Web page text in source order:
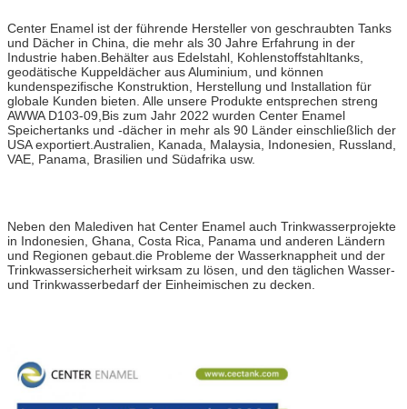
Center Enamel ist der führende Hersteller von geschraubten Tanks
und Dächer in China, die mehr als 30 Jahre Erfahrung in der
Industrie haben.Behälter aus Edelstahl, Kohlenstoffstahltanks,
geodätische Kuppeldächer aus Aluminium, und können
kundenspezifische Konstruktion, Herstellung und Installation für
globale Kunden bieten. Alle unsere Produkte entsprechen streng
AWWA D103-09,Bis zum Jahr 2022 wurden Center Enamel
Speichertanks und -dächer in mehr als 90 Länder einschließlich der
USA exportiert.Australien, Kanada, Malaysia, Indonesien, Russland,
VAE, Panama, Brasilien und Südafrika usw.
Neben den Malediven hat Center Enamel auch Trinkwasserprojekte
in Indonesien, Ghana, Costa Rica, Panama und anderen Ländern
und Regionen gebaut.die Probleme der Wasserknappheit und der
Trinkwassersicherheit wirksam zu lösen, und den täglichen Wasser-
und Trinkwasserbedarf der Einheimischen zu decken.